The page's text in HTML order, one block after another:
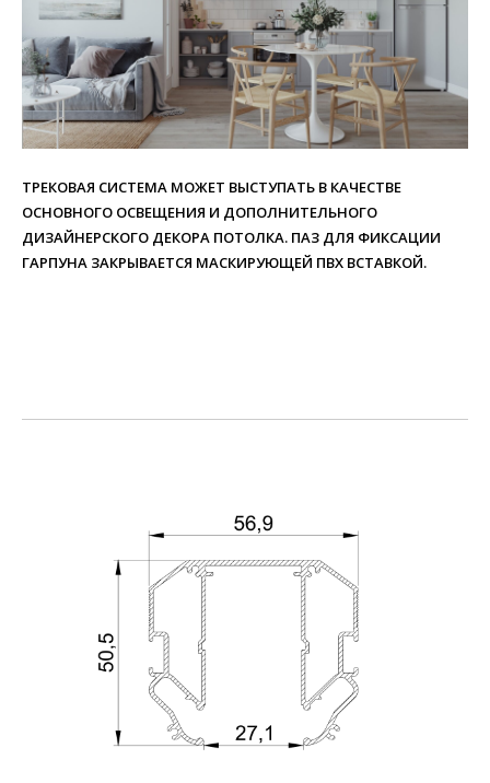
ТРЕКОВАЯ СИСТЕМА МОЖЕТ ВЫСТУПАТЬ В КАЧЕСТВЕ
ОСНОВНОГО ОСВЕЩЕНИЯ И ДОПОЛНИТЕЛЬНОГО
ДИЗАЙНЕРСКОГО ДЕКОРА ПОТОЛКА. ПАЗ ДЛЯ ФИКСАЦИИ
ГАРПУНА ЗАКРЫВАЕТСЯ МАСКИРУЮЩЕЙ ПВХ ВСТАВКОЙ.